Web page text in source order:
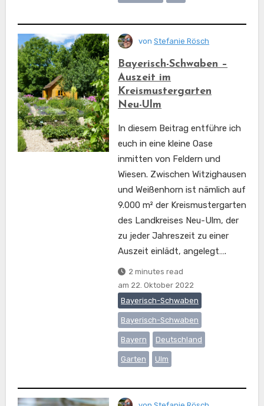
Bayerisch-Schwaben –
Auszeit im
Kreismustergarten
Neu-Ulm
vonStefanie Rösch
In diesem Beitrag entführe ich
euch in eine kleine Oase
inmitten von Feldern und
Wiesen. Zwischen Witzighausen
und Weißenhorn ist nämlich auf
9.000 m² der Kreismustergarten
des Landkreises Neu-Ulm, der
zu jeder Jahreszeit zu einer
Auszeit einlädt, angelegt….
2 minutes read
am 22. Oktober 2022
Bayerisch-Schwaben
Bayerisch-Schwaben
Bayern Deutschland
Garten Ulm